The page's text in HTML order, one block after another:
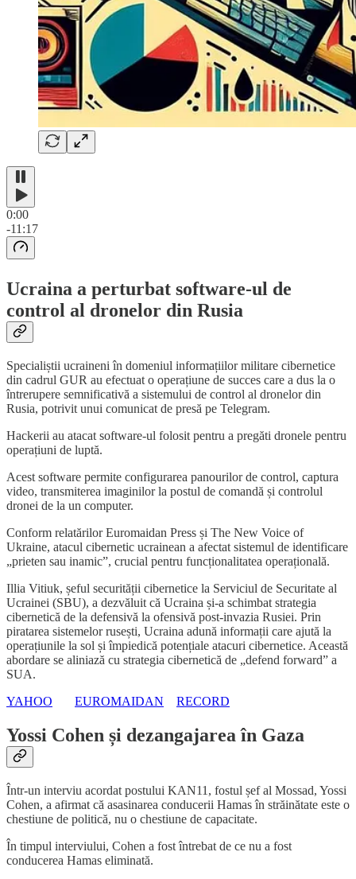
0:00
-11:17
Ucraina a perturbat software-ul de
control al dronelor din Rusia
Specialiștii ucraineni în domeniul informațiilor militare cibernetice
din cadrul GUR au efectuat o operațiune de succes care a dus la o
întrerupere semnificativă a sistemului de control al dronelor din
Rusia, potrivit unui comunicat de presă pe Telegram.
Hackerii au atacat software-ul folosit pentru a pregăti dronele pentru
operațiuni de luptă.
Acest software permite configurarea panourilor de control, captura
video, transmiterea imaginilor la postul de comandă și controlul
dronei de la un computer.
Conform relatărilor Euromaidan Press și The New Voice of
Ukraine, atacul cibernetic ucrainean a afectat sistemul de identificare
„prieten sau inamic”, crucial pentru funcționalitatea operațională.
Illia Vitiuk, șeful securității cibernetice la Serviciul de Securitate al
Ucrainei (SBU), a dezvăluit că Ucraina și-a schimbat strategia
cibernetică de la defensivă la ofensivă post-invazia Rusiei. Prin
piratarea sistemelor rusești, Ucraina adună informații care ajută la
operațiunile la sol și împiedică potențiale atacuri cibernetice. Această
abordare se aliniază cu strategia cibernetică de „defend forward” a
SUA.
YAHOO
EUROMAIDAN RECORD
Yossi Cohen și dezangajarea în Gaza
Într-un interviu acordat postului KAN11, fostul șef al Mossad, Yossi
Cohen, a afirmat că asasinarea conducerii Hamas în străinătate este o
chestiune de politică, nu o chestiune de capacitate.
În timpul interviului, Cohen a fost întrebat de ce nu a fost
conducerea Hamas eliminată.